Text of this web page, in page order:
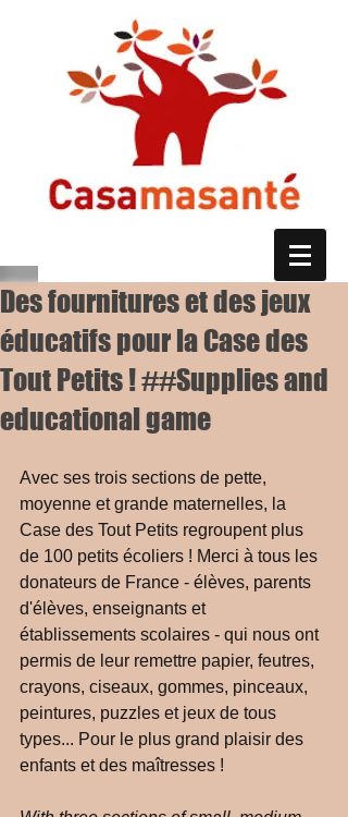
Des fournitures et des jeux
éducatifs pour la Case des
Tout Petits ! ##Supplies and
educational game
Avec ses trois sections de pette,
moyenne et grande maternelles, la
Case des Tout Petits regroupent plus
de 100 petits écoliers ! Merci à tous les
donateurs de France - élèves, parents
d'élèves, enseignants et
établissements scolaires - qui nous ont
permis de leur remettre papier, feutres,
crayons, ciseaux, gommes, pinceaux,
peintures, puzzles et jeux de tous
types... Pour le plus grand plaisir des
enfants et des maîtresses !